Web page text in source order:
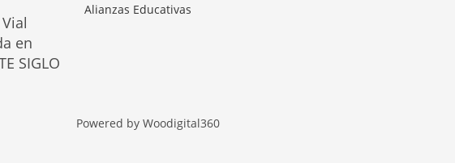
en
SIGLO
Alianzas Educativas
Powered by Woodigital360